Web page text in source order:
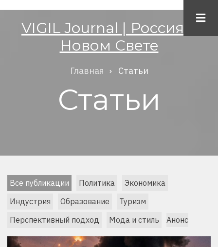
основномуVIGIL Journal | Россия в
Новом Свете
навигации
Главная Статьи
Статьи
Все публикации Политика
Экономика
Индустрия
Образование
Туризм
Перспективный подход
Мода и стиль Анонс